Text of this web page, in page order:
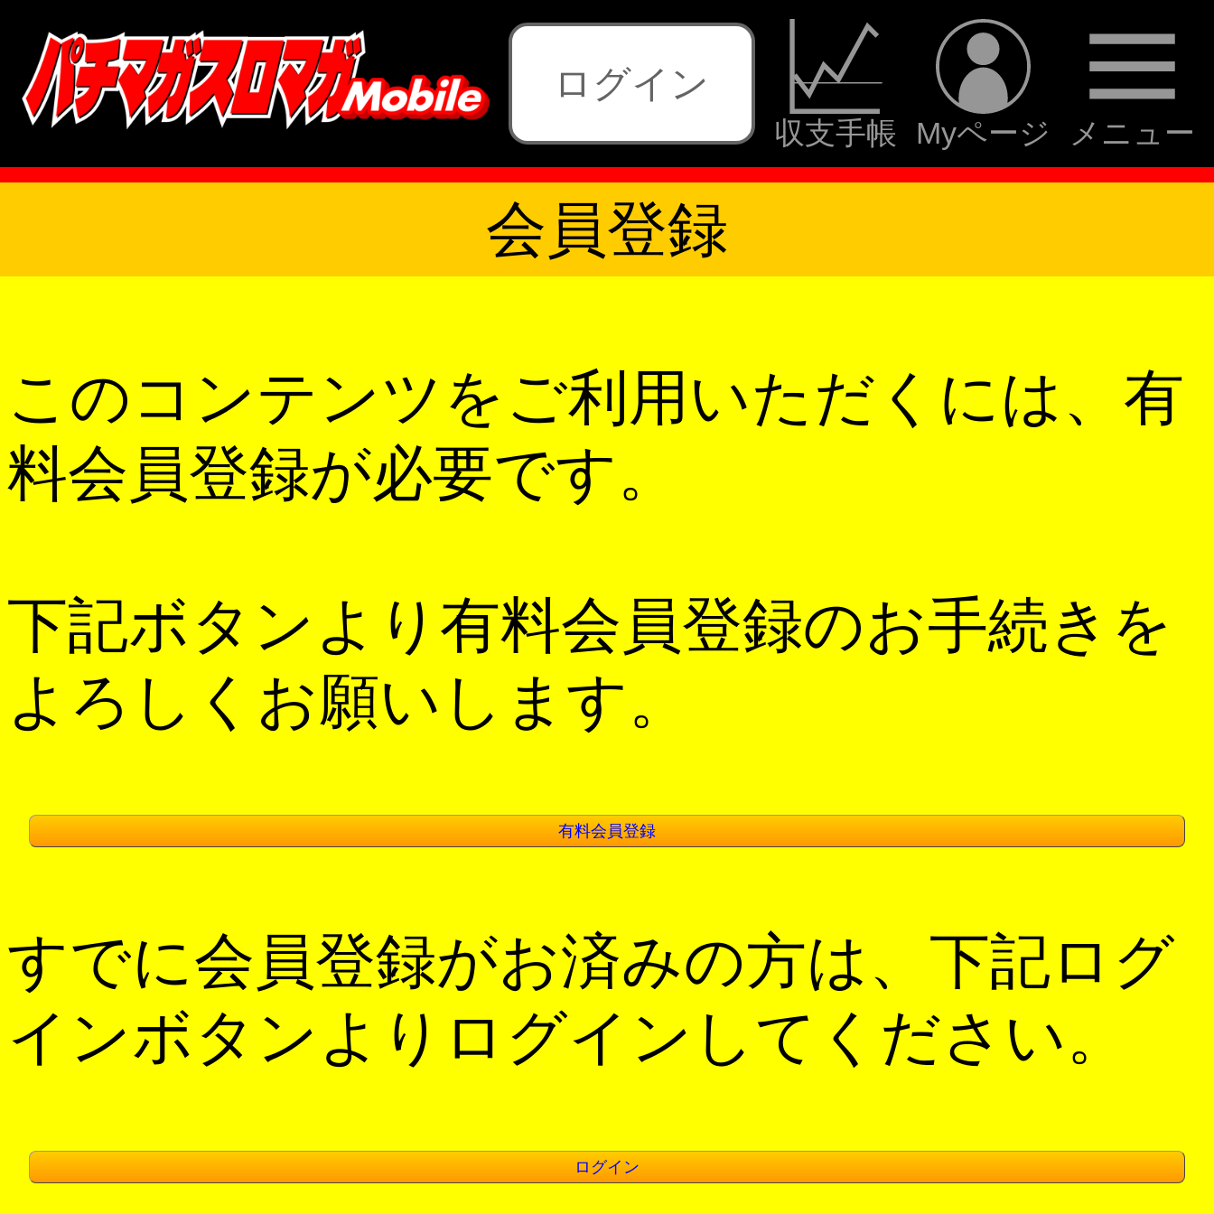
ログイン
収支手帳 Myページ メニュー
会員登録
このコンテンツをご利用いただくには、有
料会員登録が必要です。
下記ボタンより有料会員登録のお手続きを
よろしくお願いします。
有料会員登録
すでに会員登録がお済みの方は、下記ログ
インボタンよりログインしてください。
ログイン